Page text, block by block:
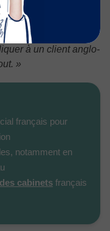
européennes. »
codifié, mais aussi
à un client anglo-
»
français pour
notamment en
cabinets français